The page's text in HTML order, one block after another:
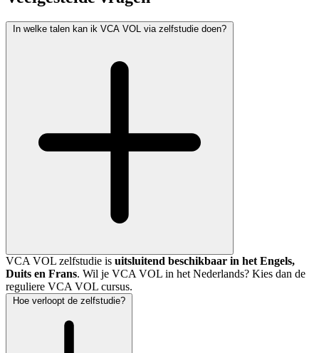
In welke talen kan ik VCA VOL via zelfstudie doen?
VCA VOL zelfstudie is uitsluitend beschikbaar in het Engels,
Duits en Frans. Wil je VCA VOL in het Nederlands? Kies dan de
reguliere VCA VOL cursus.
Hoe verloopt de zelfstudie?